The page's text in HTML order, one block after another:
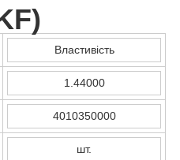
)
Властивість
1.44000
4010350000
шт.